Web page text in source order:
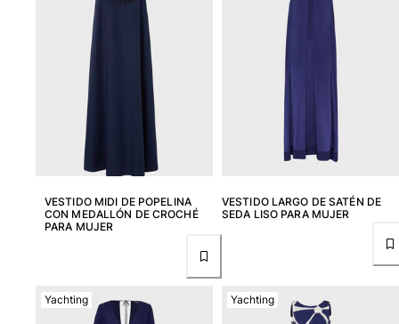
Traje de baño
Bebé
Clásico
Clásico stretch
Clásico ultra ligero
Trajes de baño Bordados
Camiseta de baño
Trajes de baño mágicos
Ver todo Trajes de baño
Pret-a-porter
Pantalones
VESTIDO MIDI DE POPELINA
CON MEDALLÓN DE CROCHÉ
PARA MUJER
VESTIDO LARGO DE SATÉN DE
SEDA LISO PARA MUJER
Yachting Yachting